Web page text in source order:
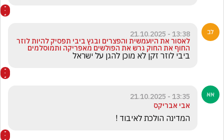
13:38 - 21.10.2025
לאסור את היועמשית והפצרים ובגץ ביבי תפסיק להיות לוזר
החוף את החוק גרש את הפולשים מאפריקה ותמוסלמים
ביבי לוזר זקן לא מוכן להגן על ישראל
13:35 - 21.10.2025
אבי אבריקס
המדינה הולכת לאיבוד !